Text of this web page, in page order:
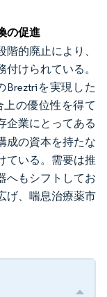
の促進
的廃止により、
けられている。
Breztriを実現した
上の優位性を得て
企業にとってある
成の資本を持たな
ている。需要は推
へもシフトしてお
げ、喘息治療薬市